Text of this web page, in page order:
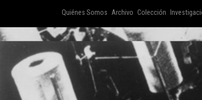
Quiénes Somos Archivo Colección